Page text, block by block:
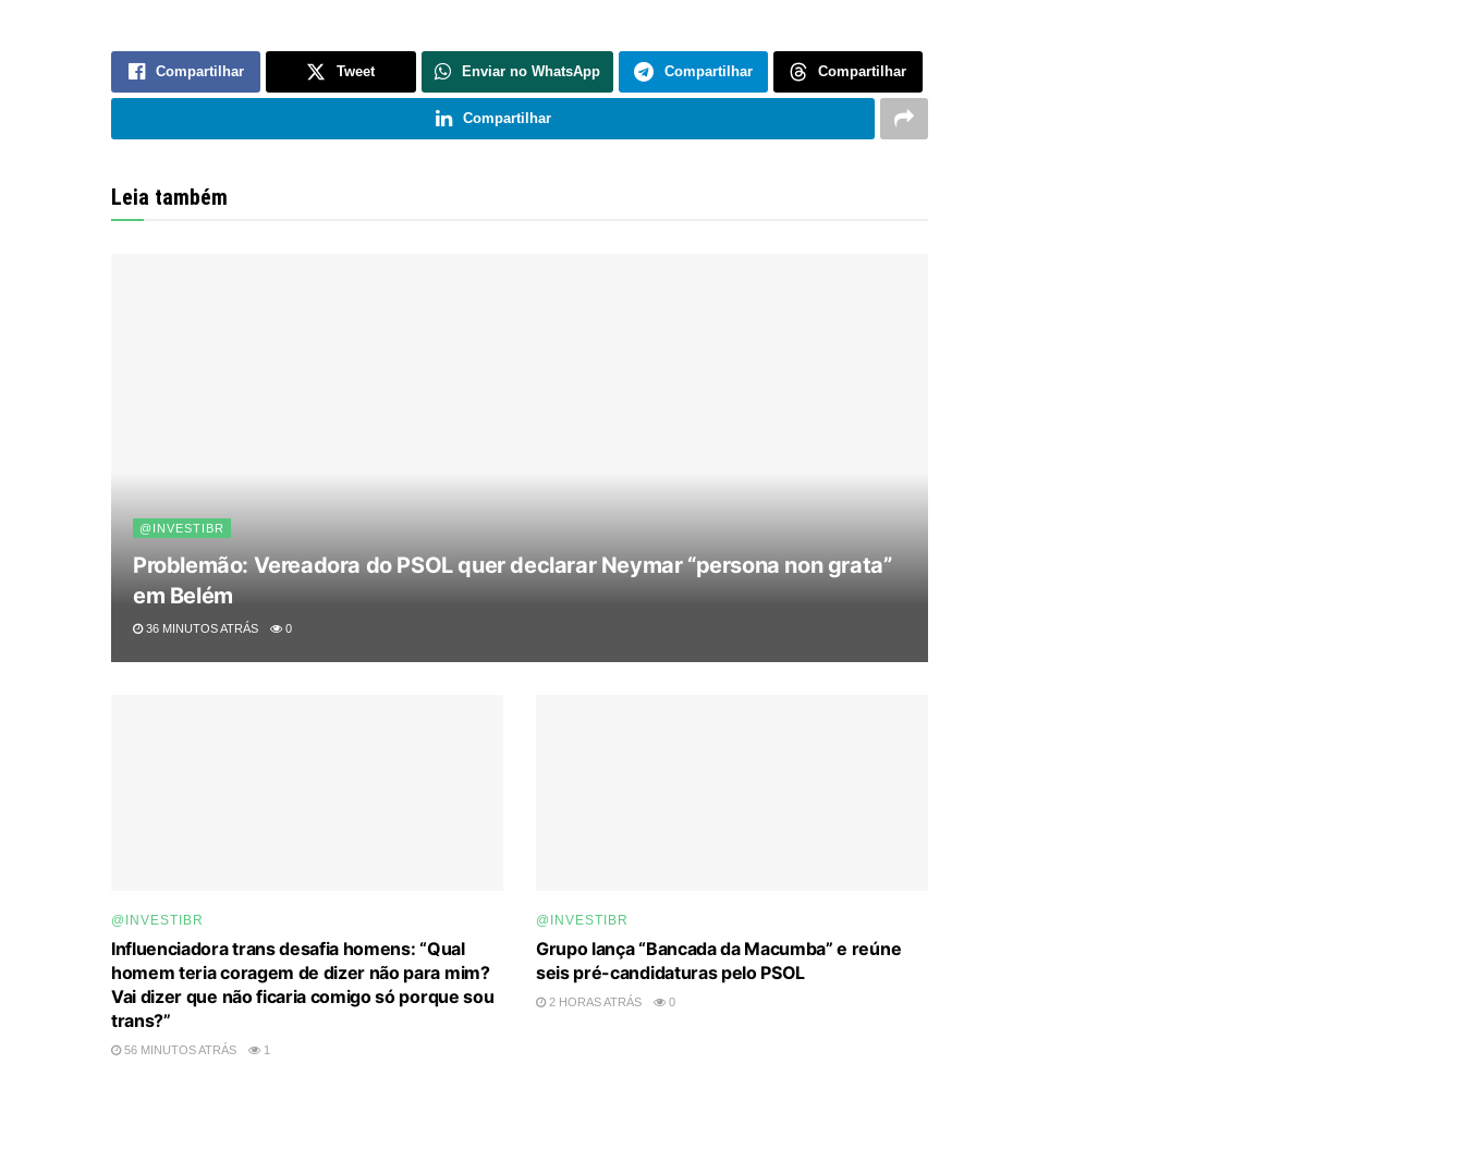
Compartilhar Tweet Enviar no WhatsApp Compartilhar Compartilhar
Compartilhar
Leia também
@INVESTIBR
Problemão: Vereadora do PSOL quer declarar Neymar “persona non grata”
em Belém
36 MINUTOS ATRÁS 0
@INVESTIBR
Influenciadora trans desafia homens: “Qual
homem teria coragem de dizer não para mim?
Vai dizer que não ficaria comigo só porque sou
trans?”
56 MINUTOS ATRÁS 1
@INVESTIBR
Grupo lança “Bancada da Macumba” e reúne
seis pré-candidaturas pelo PSOL
2 HORAS ATRÁS 0